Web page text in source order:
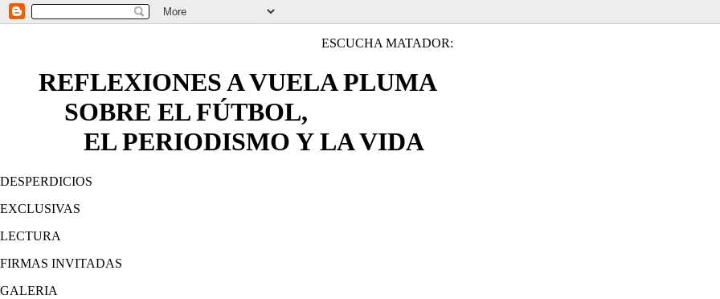
ESCUCHA MATADOR:
REFLEXIONES A VUELA PLUMA
SOBRE EL FÚTBOL,
EL PERIODISMO Y LA VIDA
DESPERDICIOS
EXCLUSIVAS
LECTURA
FIRMAS INVITADAS
GALERIA